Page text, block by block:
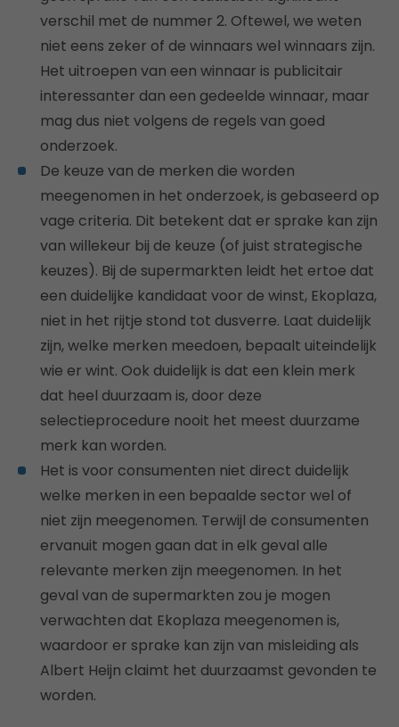
verschil met de nummer 2. Oftewel, we weten
niet eens zeker of de winnaars wel winnaars zijn.
Het uitroepen van een winnaar is publicitair
interessanter dan een gedeelde winnaar, maar
mag dus niet volgens de regels van goed
onderzoek.
De keuze van de merken die worden
meegenomen in het onderzoek, is gebaseerd op
vage criteria. Dit betekent dat er sprake kan zijn
van willekeur bij de keuze (of juist strategische
keuzes). Bij de supermarkten leidt het ertoe dat
een duidelijke kandidaat voor de winst, Ekoplaza,
niet in het rijtje stond tot dusverre. Laat duidelijk
zijn, welke merken meedoen, bepaalt uiteindelijk
wie er wint. Ook duidelijk is dat een klein merk
dat heel duurzaam is, door deze
selectieprocedure nooit het meest duurzame
merk kan worden.
Het is voor consumenten niet direct duidelijk
welke merken in een bepaalde sector wel of
niet zijn meegenomen. Terwijl de consumenten
ervanuit mogen gaan dat in elk geval alle
relevante merken zijn meegenomen. In het
geval van de supermarkten zou je mogen
verwachten dat Ekoplaza meegenomen is,
waardoor er sprake kan zijn van misleiding als
Albert Heijn claimt het duurzaamst gevonden te
worden.